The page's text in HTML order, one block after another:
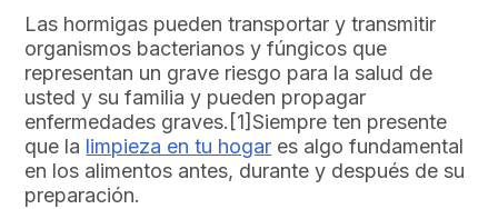
Las hormigas pueden transportar y transmitir
organismos bacterianos y fúngicos que
representan un grave riesgo para la salud de
usted y su familia y pueden propagar
enfermedades graves.[1]Siempre ten presente
que la limpieza en tu hogar es algo fundamental
en los alimentos antes, durante y después de su
preparación.